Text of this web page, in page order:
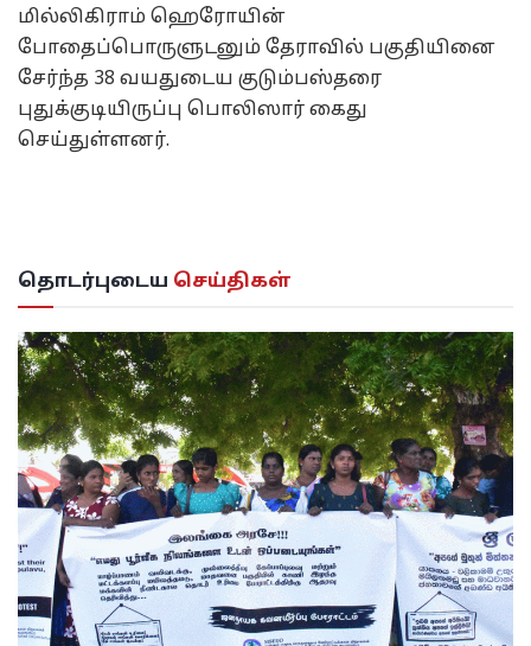
மில்லிகிராம் ஹெரோயின்
போதைப்பொருளுடனும் தேராவில் பகுதியினை
சேர்ந்த 38 வயதுடைய குடும்பஸ்தரை
புதுக்குடியிருப்பு பொலிஸார் கைது
செய்துள்ளனர்.
தொடர்புடைய செய்திகள்